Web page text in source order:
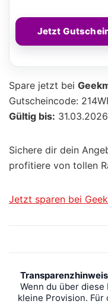
Jetzt
Spare jetzt bei
Gutscheincode:
Gültig bis: 31.03.2026
Sichere dir dein
profitiere von tollen
Jetzt sparen bei
Wenn du über
kleine Provision.